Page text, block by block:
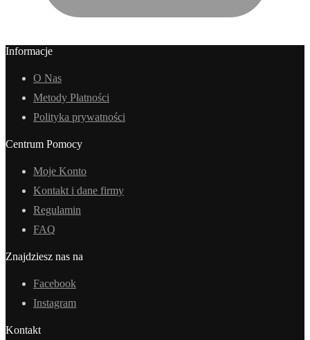
Informacje
O Nas
Metody Płatności
Polityka prywatności
Centrum Pomocy
Moje Konto
Kontakt i dane firmy
Regulamin
FAQ
Znajdziesz nas na
Facebook
Instagram
Kontakt